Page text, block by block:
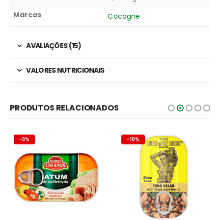
Marcas
Cocagne
AVALIAÇÕES (15)
VALORES NUTRICIONAIS
PRODUTOS RELACIONADOS
-3% -10%